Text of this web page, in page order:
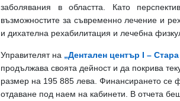
заболявания в областта. Като
възможностите за съвременно лечение и
и дихателна рехабилитация и лечебна
Управителят на „Дентален център I –
продължава своята дейност и да покрива
размер на 195 885 лева. Финансирането се
отдаване под наем на кабинети.
В отчета